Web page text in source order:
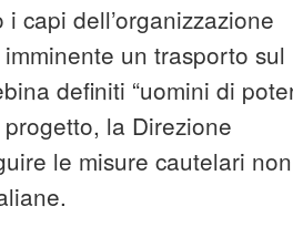
capi dell’organizzazione
un trasporto sul
definiti “uomini di
la Direzione
le misure cautelari non